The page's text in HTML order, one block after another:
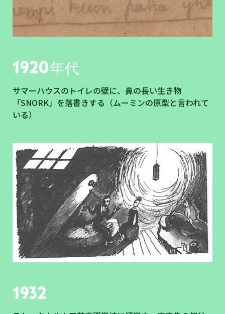
1920年代
サマーハウスのトイレの壁に、鼻の長い生き物
「SNORK」を落書きする（ムーミンの原型と言われて
いる）
1932